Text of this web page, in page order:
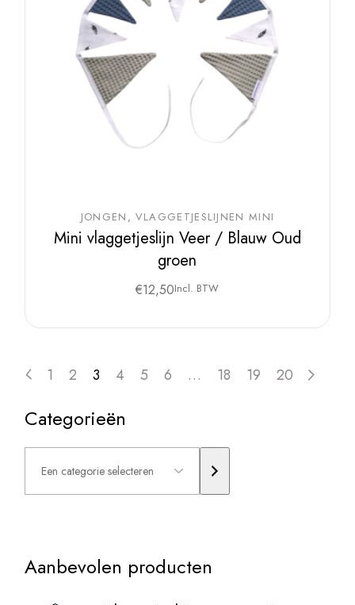
JONGEN VLAGGETJESLIJNEN MINI
Mini vlaggetjeslijn Veer / Blauw Oud
groen
€12,50Incl. BTW
1 2 3 4 5 6 … 18 19 20
Categorieën
Een
categorie
selecteren
Aanbevolen producten